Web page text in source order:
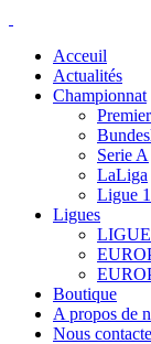
Acceuil
Actualités
Championnat
Serie A
LaLiga
Ligue 1
Ligues
Boutique
A propos de
Nous